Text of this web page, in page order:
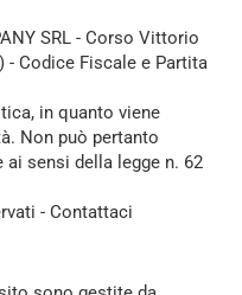
SRL - Corso Vittorio
- Codice Fiscale e Partita
in quanto viene
Non può pertanto
sensi della legge n. 62
- Contattaci